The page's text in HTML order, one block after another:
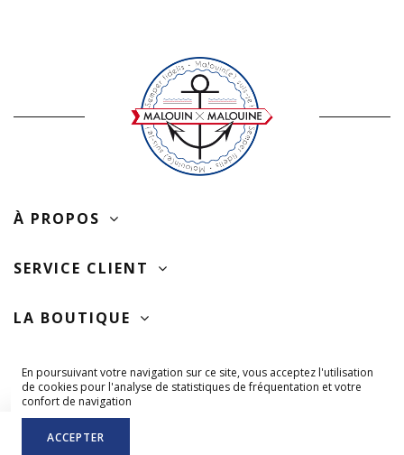
À PROPOS
SERVICE CLIENT
LA BOUTIQUE
SUIVEZ-NOUS
En poursuivant votre navigation sur ce site, vous acceptez l'utilisation
de cookies pour l'analyse de statistiques de fréquentation et votre
confort de navigation
ACCEPTER